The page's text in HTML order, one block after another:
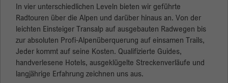
In vier unterschiedlichen Leveln bieten wir geführte
Radtouren über die Alpen und darüber hinaus an. Von der
leichten Einsteiger Transalp auf ausgebauten Radwegen bis
zur absoluten Profi-Alpenüberquerung auf einsamen Trails,
Jeder kommt auf seine Kosten. Qualifizierte Guides,
handverlesene Hotels, ausgeklügelte Streckenverläufe und
langjährige Erfahrung zeichnen uns aus.
Zweck
Dieses Cookie wird von Google Analytics
installiert. Das Cookie wird verwendet, um
Informationen darüber zu speichern, wie
Besucher eine Website nutzen, und hilft bei der
Erstellung eines Analyseberichts über den
Zustand der Website. Die gesammelten Daten,
einschließlich der Anzahl der Besucher, der